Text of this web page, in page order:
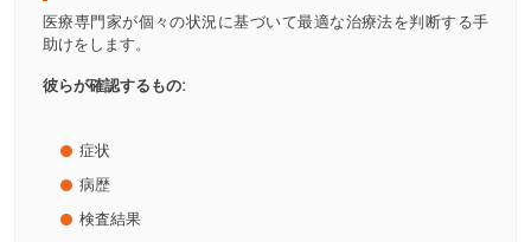
医療専門家が個々の状況に基づいて最適な治療法を判断する手
助けをします。
彼らが確認するもの:
症状
病歴
検査結果